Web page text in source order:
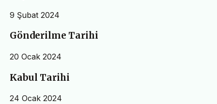
9 Şubat 2024
Gönderilme Tarihi
20 Ocak 2024
Kabul Tarihi
24 Ocak 2024